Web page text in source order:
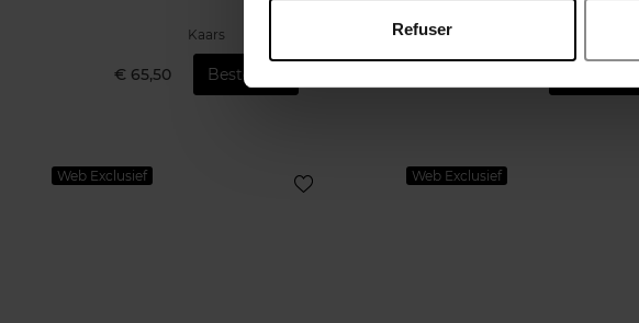
Refuser
Kaars
€ 65,50 Bestel nu!
Web Exclusief Web Exclusief